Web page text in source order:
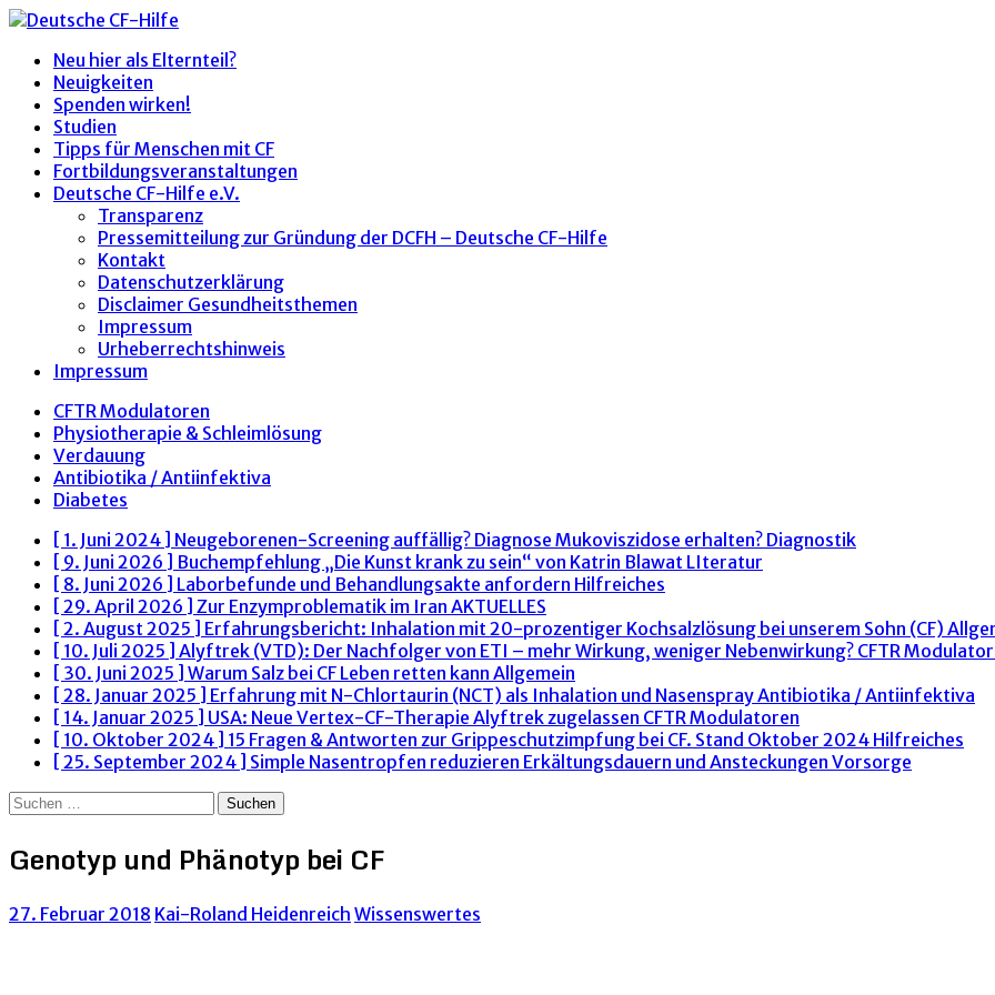
Neu hier als Elternteil?
Neuigkeiten
Spenden wirken!
Studien
Tipps für Menschen mit CF
Fortbildungsveranstaltungen
Deutsche CF-Hilfe e.V.
Transparenz
Pressemitteilung zur Gründung der DCFH – Deutsche CF-Hilfe
Kontakt
Datenschutzerklärung
Disclaimer Gesundheitsthemen
Impressum
Urheberrechtshinweis
Impressum
CFTR Modulatoren
Physiotherapie & Schleimlösung
Verdauung
Antibiotika / Antiinfektiva
Diabetes
[ 1. Juni 2024 ] Neugeborenen-Screening auffällig? Diagnose Mukoviszidose erhalten? Diagnostik
[ 9. Juni 2026 ] Buchempfehlung „Die Kunst krank zu sein“ von Katrin Blawat LIteratur
[ 8. Juni 2026 ] Laborbefunde und Behandlungsakte anfordern Hilfreiches
[ 29. April 2026 ] Zur Enzymproblematik im Iran AKTUELLES
[ 2. August 2025 ] Erfahrungsbericht: Inhalation mit 20-prozentiger Kochsalzlösung bei unserem Sohn (CF)
[ 10. Juli 2025 ] Alyftrek (VTD): Der Nachfolger von ETI – mehr Wirkung, weniger Nebenwirkung? CFTR
[ 30. Juni 2025 ] Warum Salz bei CF Leben retten kann Allgemein
[ 28. Januar 2025 ] Erfahrung mit N-Chlortaurin (NCT) als Inhalation und NasensprayAntibiotika / Antiinfektiva
[ 14. Januar 2025 ] USA: Neue Vertex-CF-Therapie Alyftrek zugelassen CFTR Modulatoren
[ 10. Oktober 2024 ] 15 Fragen & Antworten zur Grippeschutzimpfung bei CF. Stand Oktober 2024 Hilfreiches
[ 25. September 2024 ] Simple Nasentropfen reduzieren Erkältungsdauern und Ansteckungen Vorsorge
Suchen
Genotyp und Phänotyp bei CF
27. Februar 2018 Kai-Roland Heidenreich Wissenswertes